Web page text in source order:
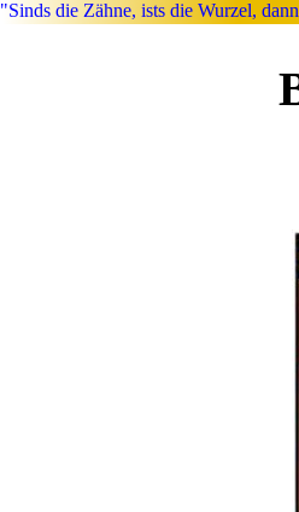
"Sinds die Zähne, ists die Wurzel,